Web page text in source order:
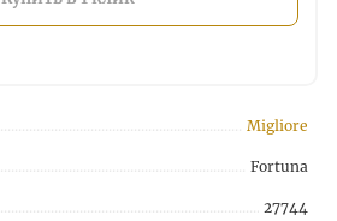
Migliore
Fortuna
27744